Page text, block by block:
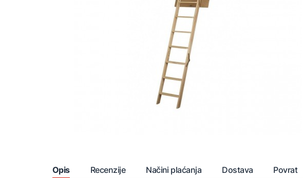
Opis Recenzije Načini plaćanja Dostava Povrat